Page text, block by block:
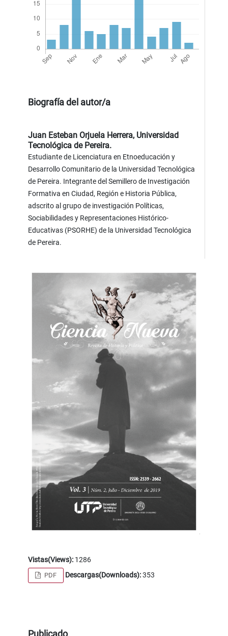
Biografía del autor/a
Juan Esteban Orjuela Herrera, Universidad
Tecnológica de Pereira.
Estudiante de Licenciatura en Etnoeducación y
Desarrollo Comunitario de la Universidad Tecnológica
de Pereira. Integrante del Semillero de Investigación
Formativa en Ciudad, Región e Historia Pública,
adscrito al grupo de investigación Políticas,
Sociabilidades y Representaciones Histórico-
Educativas (PSORHE) de la Universidad Tecnológica
de Pereira.
Vistas(Views): 1286
PDF Descargas(Downloads):353
Publicado